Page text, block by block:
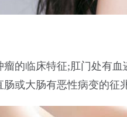
瘤的临床特征;肛门处有
或大肠有恶性病变的征